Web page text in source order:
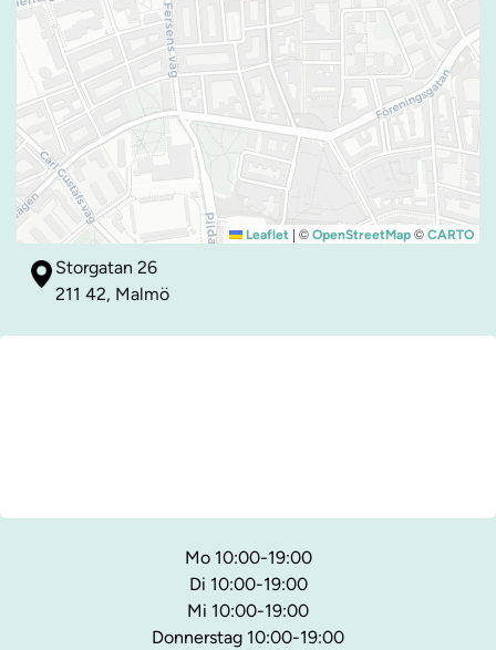
Leaflet | © OpenStreetMap © CARTO
Storgatan 26
211 42, Malmö
Mo 10:00-19:00
Di 10:00-19:00
Mi 10:00-19:00
Donnerstag 10:00-19:00